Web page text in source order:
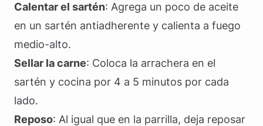
Calentar el sartén: Agrega un poco de aceite
en un sartén antiadherente y calienta a fuego
medio-alto.
Sellar la carne: Coloca la arrachera en el
sartén y cocina por 4 a 5 minutos por cada
lado.
Reposo: Al igual que en la parrilla, deja reposar